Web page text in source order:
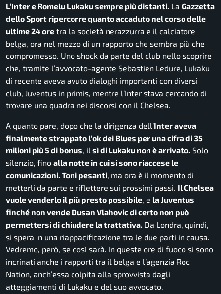
L’Inter e Romelu Lukaku sempre più distanti. La Gazzetta
dello Sport ripercorre quanto accaduto nel corso delle
ultime 24 ore tra la società nerazzurra e il calciatore
belga, ora nel mezzo di un rapporto che sembra più che
compromesso. Uno shock da parte del club nello scoprire
che, tramite l’avvocato-agente Sebastien Ledure, Lukaku
di recente aveva avuto dialoghi importanti con diversi
club, Juventus in primis, mentre l’Inter stava cercando di
trovare una quadra nei discorsi con il Chelsea.
A quanto pare, dopo che la dirigenza dell’Inter aveva
finalmente strappato l’ok dei Blues per una cifra di 35
milioni più 5 di bonus, il sì di Lukaku non è arrivato. Solo
silenzio, fino alla notte in cui si sono riaccese le
comunicazioni. Toni pesanti, ma ora è il momento di
metterli da parte e riflettere sui prossimi passi. Il Chelsea
vuole venderlo il più presto possibile, e la Juventus
finché non vende Dusan Vlahovic di certo non può
permettersi di chiudere la trattativa. Da Londra, quindi,
si spera in una riappacificazione tra le due parti in causa.
Vedremo, però, se così sarà. In queste ore di fuoco si sono
incrinati anche i rapporti tra il belga e l’agenzia Roc
Nation, anch’essa colpita alla sprovvista dagli
atteggiamenti di Lukaku e del suo avvocato.